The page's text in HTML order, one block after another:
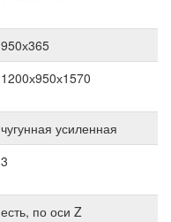
950х365
1200х950х1570
чугунная усиленная
3
есть, по оси Z